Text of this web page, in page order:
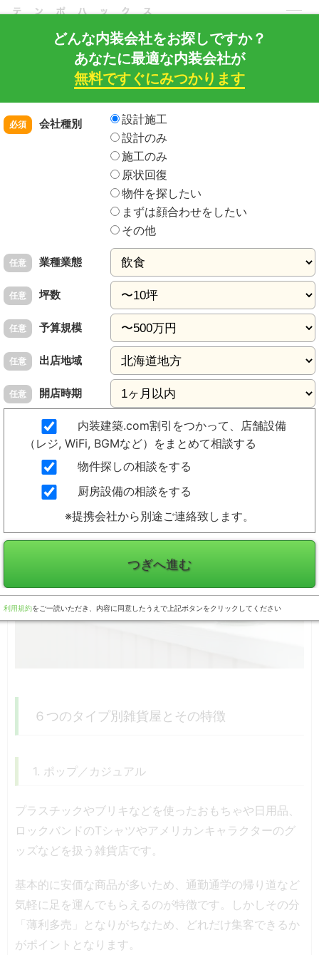
店舗・住宅・建築工事の内装建築ドットコム
店舗HACKS トップ
店舗開発ノウハウ
独立開業
内装の依頼先 をお探しの方はこちら
あなたの開業したい雑貨屋はどれ？６つのタイプ
世の中には数え切れないほど雑貨屋がありますが、基本的はコンセプト毎
に６つのタイプに分類することができます。雑貨屋の開業準備で最も大切
なのがコンセプトですが、自分のお店のコンセプトはどのタイプにカテゴ
ライズされるのか考えてみましょう。唯一無二のお店を作る！と意気込ん
でいる人も、自分のお店のタイプを知ることで、競合店を把握したり出店
エリアの目星をつけるのに役立ちます。以下では６タイプの雑貨屋と運営
のポイントをご紹介します。
６つのタイプ別雑貨屋とその特徴
1. ポップ／カジュアル
プラスチックやブリキなどを使ったおもちゃや日用品、
ロックバンドのTシャツやアメリカンキャラクターのグ
ッズなどを扱う雑貨店です。
基本的に安価な商品が多いため、通勤通学の帰り道など
気軽に足を運んでもらえるのが特徴です。しかしその分
「薄利多売」となりがちなため、どれだけ集客できるか
がポイントとなります。
どんな内装会社をお探しですか？
あなたに最適な内装会社が
無料ですぐにみつかります
必須 会社種別
設計施工
設計のみ
施工のみ
原状回復
物件を探したい
まずは顔合わせをしたい
その他
任意 業種業態
任意 坪数
任意 予算規模
任意 出店地域
任意 開店時期
内装建築.com割引をつかって、店舗設備
（レジ, WiFi, BGMなど）をまとめて相談する
物件探しの相談をする
厨房設備の相談をする
※提携会社から別途ご連絡致します。
つぎへ進む
利用規約をご一読いただき、内容に同意したうえで上記ボタンをクリックしてください